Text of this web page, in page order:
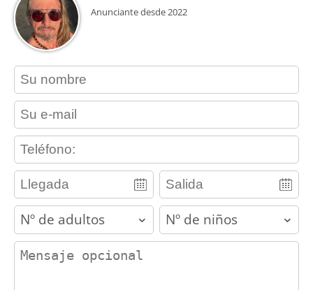
Anunciante desde 2022
contact_name
contact_email
contact_phone
adults children
contact_message